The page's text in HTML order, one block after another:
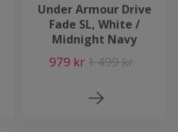
Under Armour Drive
Fade SL, White /
Midnight Navy
979 kr 1 499 kr